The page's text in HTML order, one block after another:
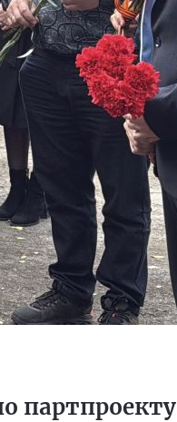
партпроекту